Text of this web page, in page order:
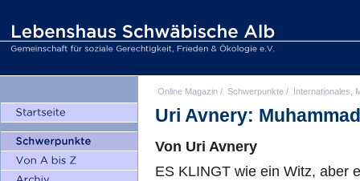
Online Magazin / Schwerpunkte / Internationales,
Uri Avnery:
Von Uri Avnery
ES KLINGT wie ein Witz, aber